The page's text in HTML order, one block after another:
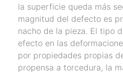
la superficie queda más
magnitud del defecto es
nacho de la pieza. El tipo
efecto en las
por propiedades propias
propensa a torcedura, la